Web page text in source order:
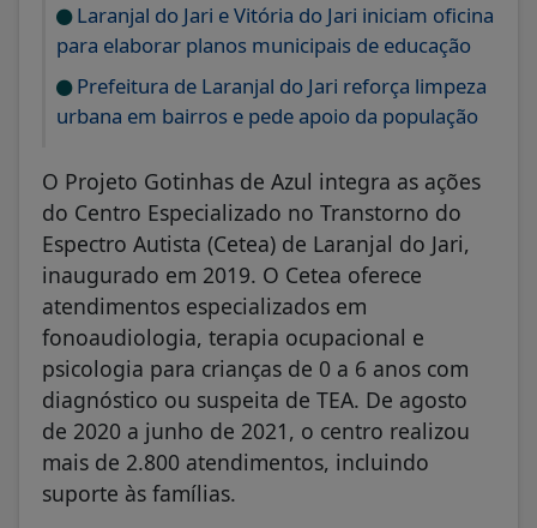
Laranjal do Jari e Vitória do Jari iniciam oficina
para elaborar planos municipais de educação
Prefeitura de Laranjal do Jari reforça limpeza
urbana em bairros e pede apoio da população
O Projeto Gotinhas de Azul integra as ações
do Centro Especializado no Transtorno do
Espectro Autista (Cetea) de Laranjal do Jari,
inaugurado em 2019. O Cetea oferece
atendimentos especializados em
fonoaudiologia, terapia ocupacional e
psicologia para crianças de 0 a 6 anos com
diagnóstico ou suspeita de TEA. De agosto
de 2020 a junho de 2021, o centro realizou
mais de 2.800 atendimentos, incluindo
suporte às famílias.